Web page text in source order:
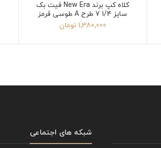
کلاه کپ برند New Era فیت بک
سایز 1/4 7 طرح A طوسی قرمز
1,380,000 تومان
شبکه های اجتماعی